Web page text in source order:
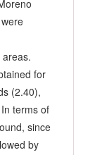
for
(2.40),
terms of
since
by